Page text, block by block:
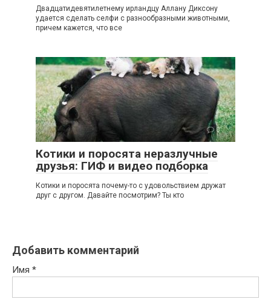
Двадцатидевятилетнему ирландцу Аллану Диксону
удается сделать селфи с разнообразными животными,
причем кажется, что все
0
Котики и поросята неразлучные
друзья: ГИФ и видео подборка
Котики и поросята почему-то с удовольствием дружат
друг с другом. Давайте посмотрим? Ты кто
Добавить комментарий
Имя *